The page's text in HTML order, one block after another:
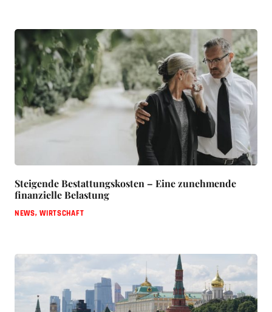
Steigende Bestattungskosten – Eine zunehmende
finanzielle Belastung
NEWS,WIRTSCHAFT